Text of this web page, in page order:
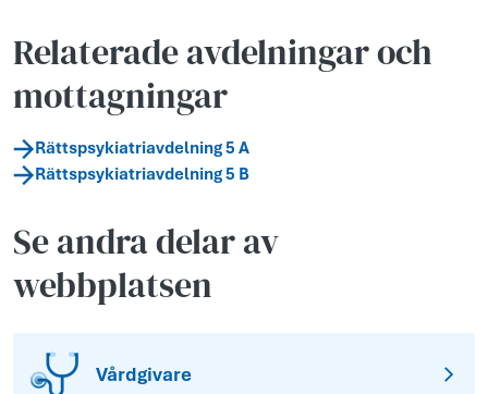
Relaterade avdelningar och
mottagningar
Rättspsykiatriavdelning 5 A
Rättspsykiatriavdelning 5 B
Se andra delar av
webbplatsen
Vårdgivare